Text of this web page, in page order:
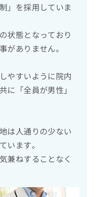
」を採用していま
状態となっており
がありません。
やすいように院内
に「全員が男性」
は人通りの少ない
います。
兼ねすることなく